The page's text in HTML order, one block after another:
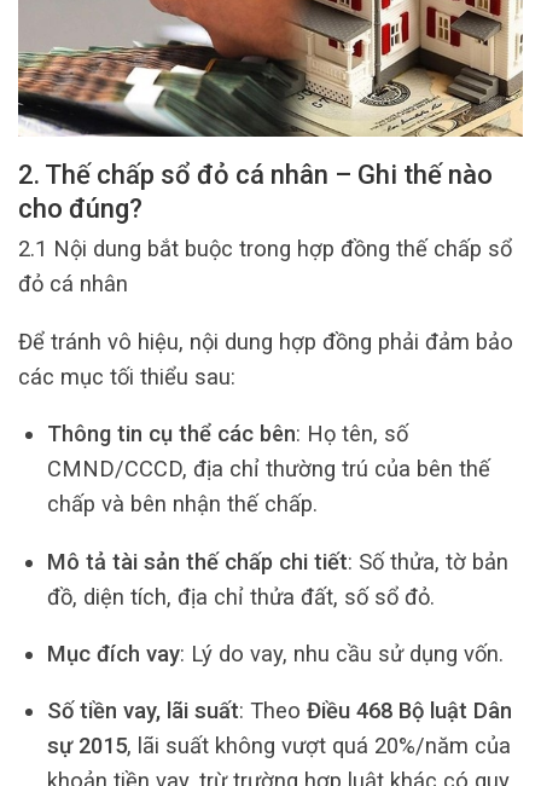
2. Thế chấp sổ đỏ cá nhân – Ghi thế nào
cho đúng?
2.1 Nội dung bắt buộc trong hợp đồng thế chấp sổ
đỏ cá nhân
Để tránh vô hiệu, nội dung hợp đồng phải đảm bảo
các mục tối thiểu sau:
Thông tin cụ thể các bên: Họ tên, số
CMND/CCCD, địa chỉ thường trú của bên thế
chấp và bên nhận thế chấp.
Mô tả tài sản thế chấp chi tiết: Số thửa, tờ bản
đồ, diện tích, địa chỉ thửa đất, số sổ đỏ.
Mục đích vay: Lý do vay, nhu cầu sử dụng vốn.
Số tiền vay, lãi suất: Theo Điều 468 Bộ luật Dân
sự 2015, lãi suất không vượt quá 20%/năm của
khoản tiền vay, trừ trường hợp luật khác có quy